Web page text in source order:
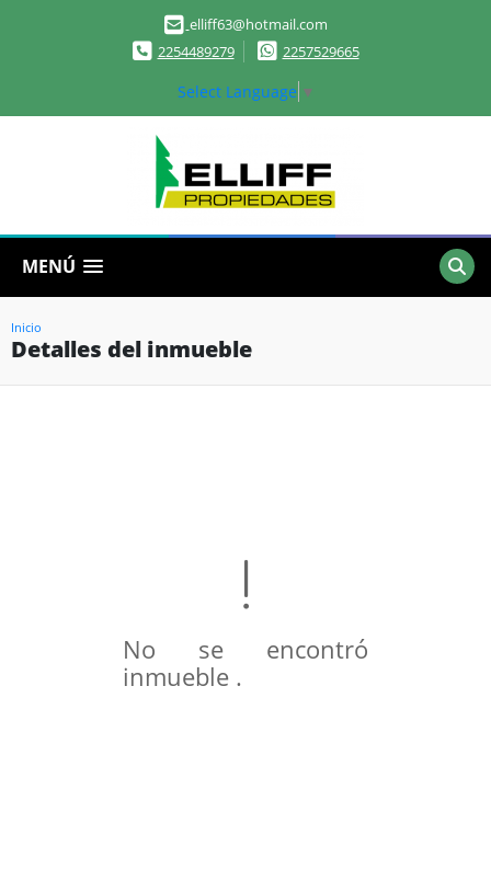
elliff63@hotmail.com
2254489279
2257529665
Select Language ▼
MENÚ
Inicio
Detalles del inmueble
No se encontró
inmueble .